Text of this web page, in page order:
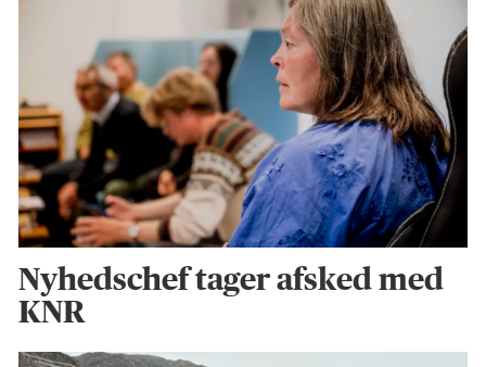
Nyhedschef tager afsked med
KNR